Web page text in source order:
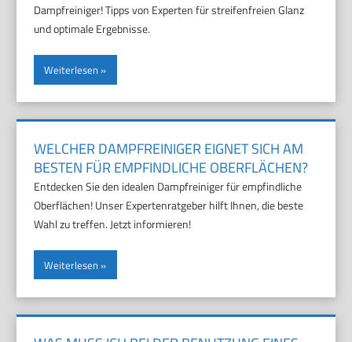
Dampfreiniger! Tipps von Experten für streifenfreien Glanz
und optimale Ergebnisse.
Weiterlesen
WELCHER DAMPFREINIGER EIGNET SICH AM
BESTEN FÜR EMPFINDLICHE OBERFLÄCHEN?
Entdecken Sie den idealen Dampfreiniger für empfindliche
Oberflächen! Unser Expertenratgeber hilft Ihnen, die beste
Wahl zu treffen. Jetzt informieren!
Weiterlesen